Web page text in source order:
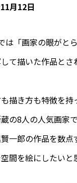
月12日
「画家の眼がと
て描いた作品と
描き方も特徴を持
の8人の人気画家
一郎の作品を数
間を絵にしたいと